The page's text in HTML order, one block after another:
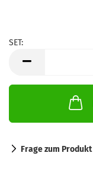
SET:
Frage zum Produkt